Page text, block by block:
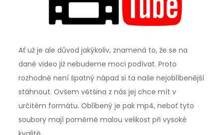
Ať už je ale důvod jakýkoliv, znamená to, že se na
dané video již nebudeme moci podívat. Proto
rozhodně není špatný nápad si ta naše nejoblíbenější
stáhnout. Ovšem většina z nás jej chce mít v
určitém formátu. Oblíbený je pak mp4, neboť tyto
soubory mají poměrně malou velikost při vysoké